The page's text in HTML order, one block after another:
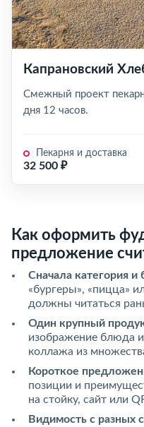
Капрановский
Смежный проект
дня 12 часов.
Пекарня и доставка
32 500 ₽
Как оформить
предложение
Сначала категория и
«бургеры», «пицца»
должны читаться
Один крупный
изображение блюда
коллажа из
Короткое
позиции и
на стойку, сайт или
Видимость с разных